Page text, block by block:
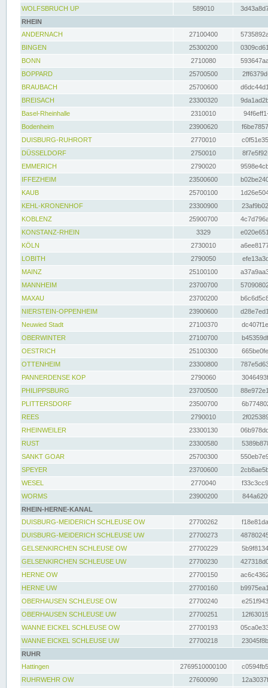
WOLFSBRUCH UP
589010
RHEIN
ANDERNACH
27100400
BINGEN
25300200
BONN
2710080
BOPPARD
25700500
BRAUBACH
25700600
BREISACH
23300320
Basel-Rheinhalle
2310010
Bodenheim
23900620
DUISBURG-RUHRORT
2770010
DÜSSELDORF
2750010
EMMERICH
2790020
IFFEZHEIM
23500600
KAUB
25700100
KEHL-KRONENHOF
23300900
KOBLENZ
25900700
KONSTANZ-RHEIN
3329
KÖLN
2730010
LOBITH
2790050
MAINZ
25100100
MANNHEIM
23700700
MAXAU
23700200
NIERSTEIN-OPPENHEIM
23900600
Neuwied Stadt
27100370
OBERWINTER
27100700
OESTRICH
25100300
OTTENHEIM
23300800
PANNERDENSE KOP
2790060
PHILIPPSBURG
23700500
PLITTERSDORF
23500700
REES
2790010
RHEINWEILER
23300130
RUST
23300580
SANKT GOAR
25700300
SPEYER
23700600
WESEL
2770040
WORMS
23900200
RHEIN-HERNE-KANAL
DUISBURG-MEIDERICH SCHLEUSE OW
27700262
DUISBURG-MEIDERICH SCHLEUSE UW
27700273
GELSENKIRCHEN SCHLEUSE OW
27700229
GELSENKIRCHEN SCHLEUSE UW
27700230
HERNE OW
27700150
HERNE UW
27700160
OBERHAUSEN SCHLEUSE OW
27700240
OBERHAUSEN SCHLEUSE UW
27700251
WANNE EICKEL SCHLEUSE OW
27700193
WANNE EICKEL SCHLEUSE UW
27700218
RUHR
Hattingen
2769510000100
RUHRWEHR OW
27600090